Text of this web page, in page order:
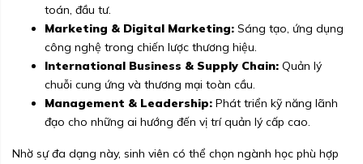
toán, đầu tư.
Marketing & Digital Marketing: Sáng tạo, ứng dụng
công nghệ trong chiến lược thương hiệu.
International Business & Supply Chain: Quản lý
chuỗi cung ứng và thương mại toàn cầu.
Management & Leadership: Phát triển kỹ năng lãnh
đạo cho những ai hướng đến vị trí quản lý cấp cao.
Nhờ sự đa dạng này, sinh viên có thể chọn ngành học phù hợp